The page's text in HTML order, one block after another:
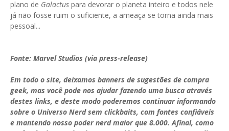
plano de Galactus para devorar o planeta inteiro e todos nele
já não fosse ruim o suficiente, a ameaça se torna ainda mais
pessoal...
Fonte: Marvel Studios (via press-release)
Em todo o site, deixamos banners de sugestões de compra
geek, mas você pode nos ajudar fazendo uma busca através
destes links, e deste modo poderemos continuar informando
sobre o Universo Nerd sem clickbaits, com fontes confiáveis
e mantendo nosso poder nerd maior que 8.000. Afinal, como